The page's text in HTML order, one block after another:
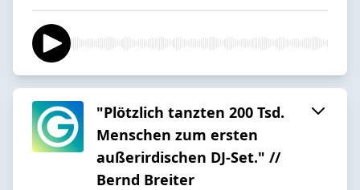
"Plötzlich tanzten 200 Tsd.
Menschen zum ersten
außerirdischen DJ-Set." //
Bernd Breiter